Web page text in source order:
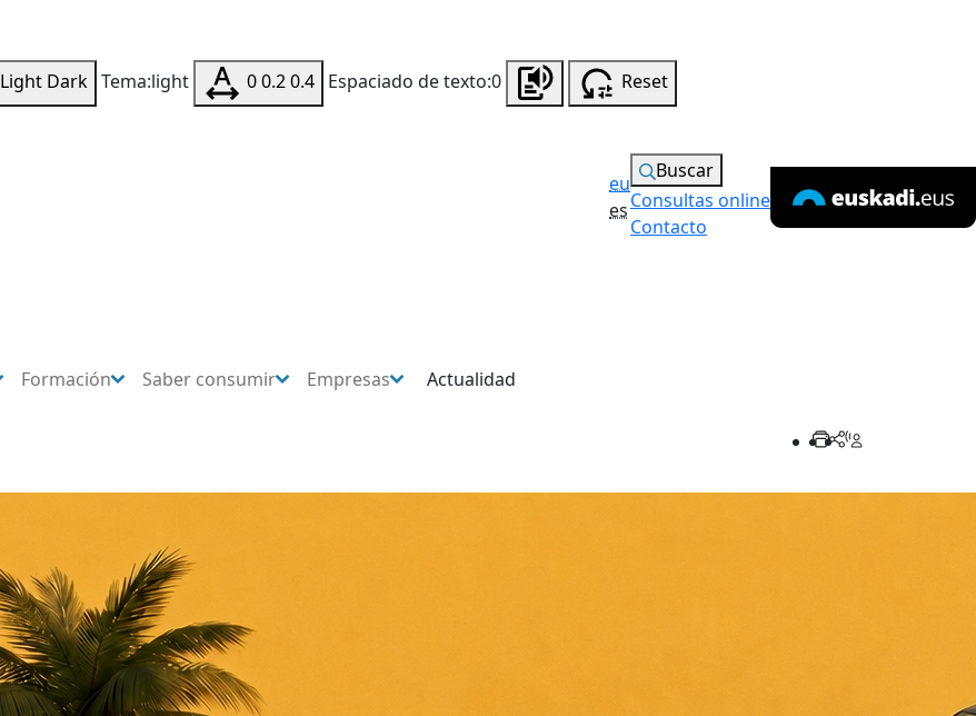
Light Dark Tema:light 00.20.4 Espaciado de texto:0
Reset
eu
es
Buscar
Consultas online
Contacto
Formación Saber consumir Empresas Actualidad